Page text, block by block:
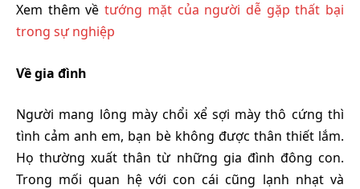
Xem thêm vềtướng mặt của người dễ gặp thất bại
trong sự nghiệp
Về gia đình
Người mang lông mày chổi xể sợi mày thô cứng thì
tình cảm anh em, bạn bè không được thân thiết lắm.
Họ thường xuất thân từ những gia đình đông con.
Trong mối quan hệ với con cái cũng lạnh nhạt và